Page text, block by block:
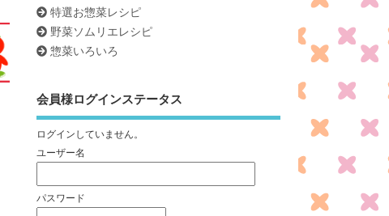
特選お惣菜レシピ
野菜ソムリエレシピ
惣菜いろいろ
会員様ログインステータス
ログインしていません。
ユーザー名
パスワード